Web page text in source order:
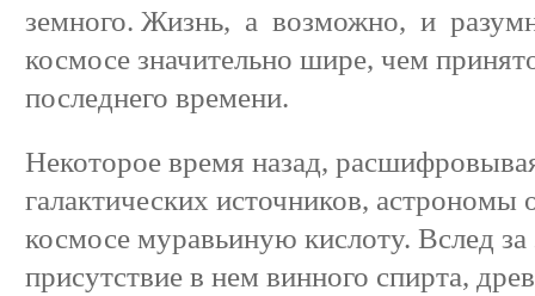
земного. Жизнь, а возможно, и
космосе значительно шире, чем
последнего времени.
Некоторое время назад,
галактических источников,
космосе муравьиную кислоту. Вслед
присутствие в нем винного спирта,